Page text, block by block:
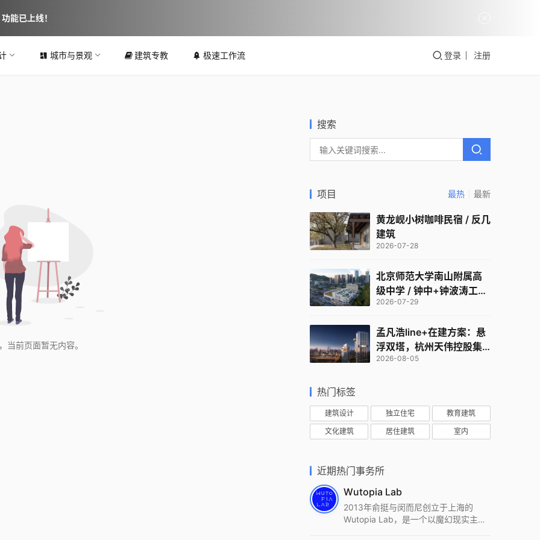
城市与景观 建筑专教 极速工作流 登录 注册
当前页面暂无内容。
搜索
项目 最热 最新
黄龙岘小树咖啡民宿 / 反几
建筑
2026-07-28
北京师范大学南山附属高
级中学 / 钟中+钟波涛工作
室
2026-07-29
孟凡浩line+在建方案：悬
浮双塔，杭州天伟控股集
团总部
2026-08-05
热门标签
建筑设计 独立住宅 教育建筑
文化建筑 居住建筑 室内
近期热门事务所
Wutopia Lab
2013年俞挺与闵而尼创立于上海的
Wutopia Lab，是一个以魔幻现实主
能已上线！